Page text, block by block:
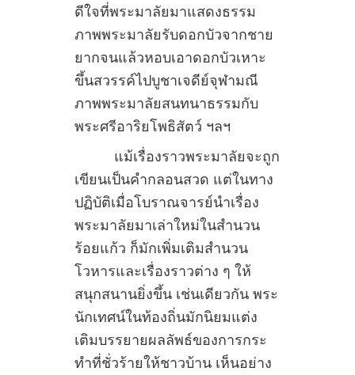
ดีใจที่พระมาลัยมาแสดงธรรม
ภาพพระมาลัยรับดอกบัวจากชาย
ยากจนแล้วหอบเอาดอกบัวเหาะ
ขึ้นสวรรค์ไปบูชาเจดีย์จุฬามณี
ภาพพระมาลัยสนทนาธรรมกับ
พระศรีอาริยโพธิสัตว์ ฯลฯ
แม้เรื่องราวพระมาลัยจะถูก
เขียนเป็นคำกลอนสวด แต่ในทาง
ปฏิบัติเมื่อโบราณจารย์นำเรื่อง
พระมาลัยมาเล่าใหม่ในสำนวน
ร้อยแก้ว ก็มักเพิ่มเติมสำนวน
โวหารและเรื่องราวต่าง ๆ ให้
สนุกสนานยิ่งขึ้น เช่นเดียวกัน พระ
นักเทศน์ในท้องถิ่นมักนิยมแต่ง
เติมบรรยายผลลัพธ์ของการกระ
ทำที่ชั่วร้ายให้ชาวบ้าน เห็นอย่าง